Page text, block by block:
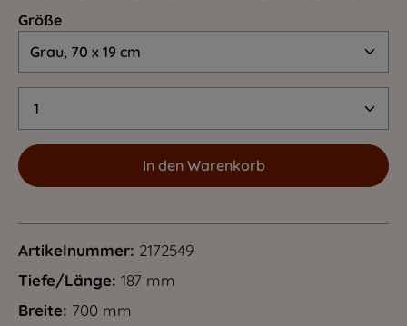
Größe
Produkt Anzahl: Gib den gewünschten
In den Warenkorb
Artikelnummer: 2172549
Tiefe/Länge: 187 mm
Breite: 700 mm